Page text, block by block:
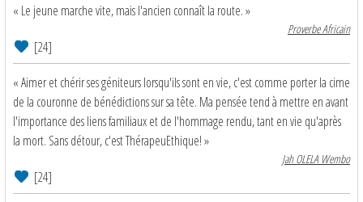
« Le jeune marche vite, mais l'ancien connaît la route. »
Proverbe Africain
[24]
« Aimer et chérir ses géniteurs lorsqu'ils sont en vie, c'est comme porter la cime
de la couronne de bénédictions sur sa tête. Ma pensée tend à mettre en avant
l'importance des liens familiaux et de l'hommage rendu, tant en vie qu'après
la mort. Sans détour, c'est ThérapeuEthique! »
Jah OLELA Wembo
[24]